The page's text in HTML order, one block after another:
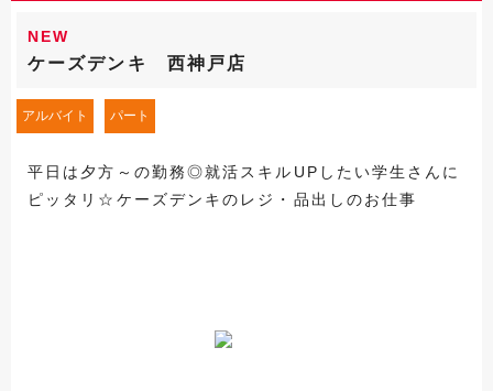
NEW
ケーズデンキ 西神戸店
アルバイト パート
平日は夕方～の勤務◎就活スキルUPしたい学生さんに
ピッタリ☆ケーズデンキのレジ・品出しのお仕事